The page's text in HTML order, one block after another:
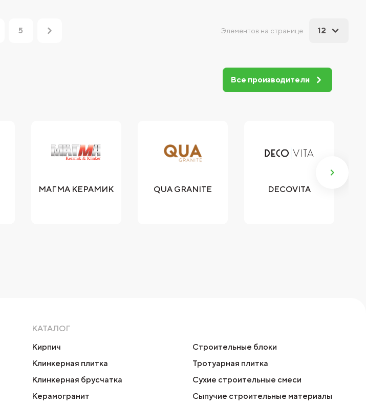
5 Элементов на странице 12
Все производители
МАГМА КЕРАМИК QUA GRANITE DECOVITA
КАТАЛОГ
Кирпич
Строительные блоки
Клинкерная плитка
Тротуарная плитка
Клинкерная брусчатка
Сухие строительные смеси
Керамогранит
Сыпучие строительные материалы